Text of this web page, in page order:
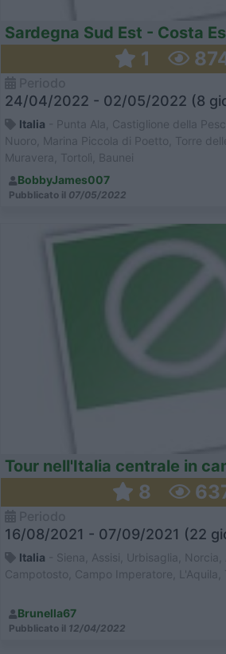
Sardegna Sud Est - Costa
1
24/04/2022 - 02/05/2022 (8
Italia - Punta Ala, Castiglione della
Nuoro, Marina Piccola di Poetto, Torre
Muravera, Tortolì, Baunei
BobbyJames007
Pubblicato il 07/05/2022
Tour nell'Italia centrale in
8
16/08/2021 - 07/09/2021 (22
Italia - Siena, Assisi, Urbisaglia,
Campotosto, Campo Imperatore, L'Aquila,
Brunella67
Pubblicato il 12/04/2022